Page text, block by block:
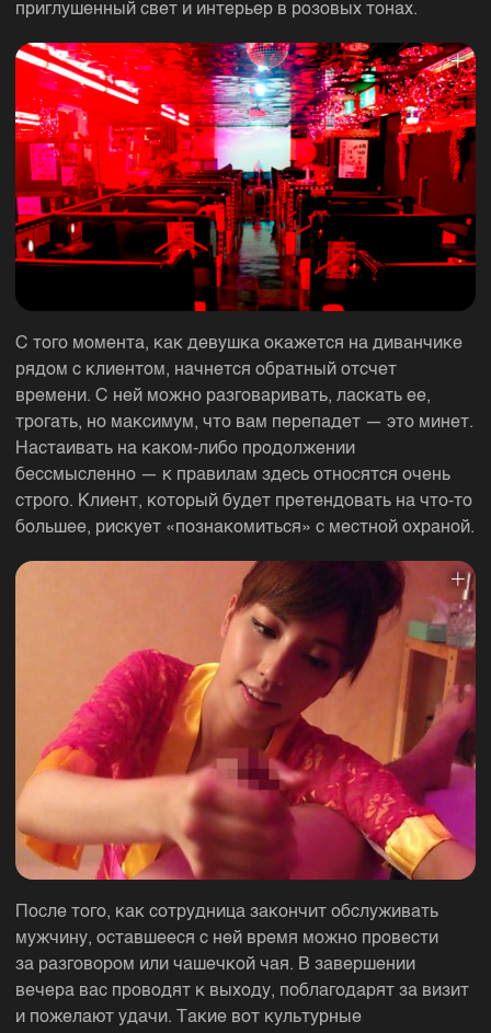
приглушенный свет и интерьер в розовых тонах.
С того момента, как девушка окажется на диванчике
рядом с клиентом, начнется обратный отсчет
времени. С ней можно разговаривать, ласкать ее,
трогать, но максимум, что вам перепадет — это минет.
Настаивать на каком-либо продолжении
бессмысленно — к правилам здесь относятся очень
строго. Клиент, который будет претендовать на что-то
большее, рискует «познакомиться» с местной охраной.
После того, как сотрудница закончит обслуживать
мужчину, оставшееся с ней время можно провести
за разговором или чашечкой чая. В завершении
вечера вас проводят к выходу, поблагодарят за визит
и пожелают удачи. Такие вот культурные